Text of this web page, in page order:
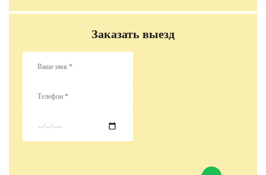
Заказать выезд